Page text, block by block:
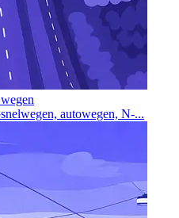
autowegen, N‑...